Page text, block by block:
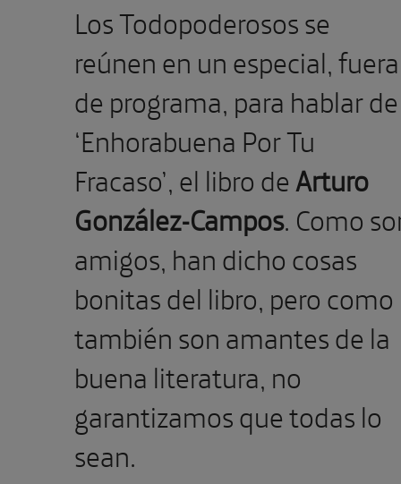
Los Todopoderosos se
reúnen en un especial, fuera
de programa, para hablar de
‘Enhorabuena Por Tu
Fracaso’, el libro deArturo
González-Campos. Como
amigos, han dicho cosas
bonitas del libro, pero como
también son amantes de la
buena literatura, no
garantizamos que todas lo
sean.